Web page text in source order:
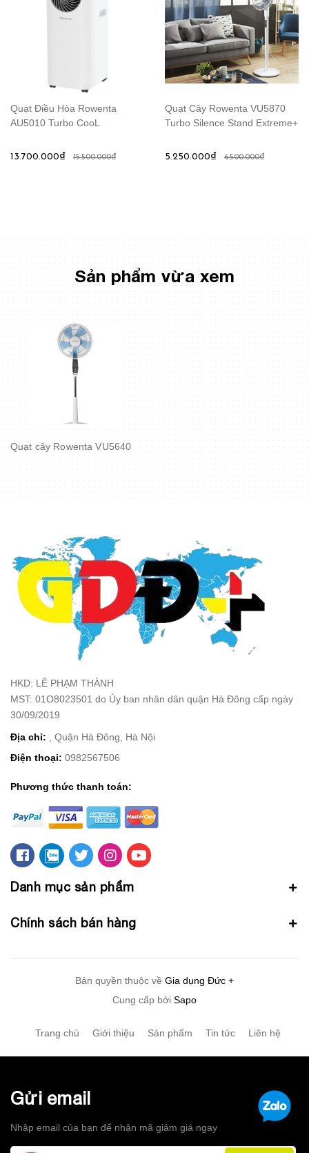
Quạt Điều Hòa Rowenta
AU5010 Turbo CooL
13.700.000₫ 15.500.000₫
Quạt Cây Rowenta VU5870
Turbo Silence Stand Extreme+
5.250.000₫ 6.500.000₫
Sản phẩm vừa xem
Quạt cây Rowenta VU5640
HKD: LÊ PHẠM THÀNH
MST: 01O8023501 do Ủy ban nhân dân quận Hà Đông cấp ngày
30/09/2019
Địa chỉ: , Quận Hà Đông, Hà Nội
Điện thoại: 0982567506
Phương thức thanh toán:
Danh mục sản phẩm
Chính sách bán hàng
Bản quyền thuộc về Gia dụng Đức +
Cung cấp bởi Sapo
Trang chủ Giới thiệu Sản phẩm Tin tức Liên hệ
Gửi email
Nhập email của bạn để nhận mã giảm giá ngay